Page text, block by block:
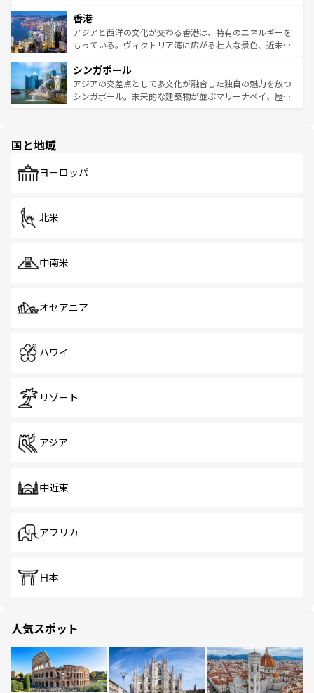
とつ。フォーやバインミー、ベトナムコーヒーなどは、ぜ
ひ現地で味わいたい。どの地域を訪れてもあたたかい人々
が旅行者を迎えてくれるので、きっと忘れられない旅にな
参照してほしい。
の活気が交差している。北部ではチェンマイなどの山岳地
帯で自然と触れ合い、南部ではプーケットやクラビの美し
いビーチでリゾート気分を楽しむことができる。タイ料理
激する。気候は一年中温暖で、どの季節にも異なる楽しみ
が待っている。親しみやすいタイの人々、仏教を中心とし
た文化、そして多様な観光資源が、訪れる旅人を魅了し続
香港
アジアと西洋の文化が交わる香港は、特有のエネルギーを
もっている。ヴィクトリア湾に広がる壮大な景色、近未来
み、どこを訪れても感動するはず。観光スポットが密集し
ており、効率よく見どころを回れるのも魅力。息をのむよ
うな絶景から文化的な体験まで、香港を存分に楽しみ尽く
シンガポール
アジアの交差点として多文化が融合した独自の魅力を放つ
シンガポール。未来的な建築物が並ぶマリーナベイ、歴史
で、ホーカーズは地元の風情を楽しめる外せないスポット
国と地域
ヨーロッパ
北米
中南米
オセアニア
ハワイ
リゾート
アジア
中近東
アフリカ
日本
人気スポット